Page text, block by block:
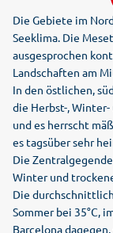
während Ihres
Bootsfahrt auf
Cristina
schachbrettartig
Nähe zu
„Paseo de las
zahlreichen mit
des 20.
in Isla Cristina
Die Gebiete im
Seeklima. Die
ausgesprochen
Landschaften am
In den östlichen,
die Herbst-,
und es herrscht
es tagsüber sehr
Die
Winter und
Die
Sommer bei 35°C,
Barcelona